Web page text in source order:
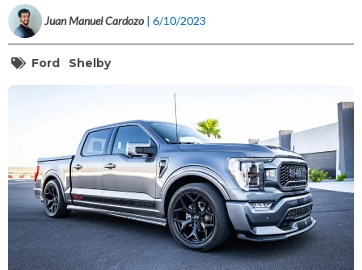
Juan Manuel Cardozo | 6/10/2023
Ford Shelby